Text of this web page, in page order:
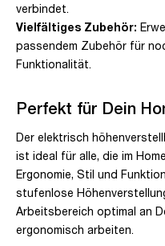
verbindet.
Vielfältiges Zubehör:
passendem Zubehör für
Funktionalität.
Perfekt für Dein
Der elektrisch
ist ideal für alle, die im
Ergonomie, Stil und
stufenlose
Arbeitsbereich optimal an
ergonomisch arbeiten.